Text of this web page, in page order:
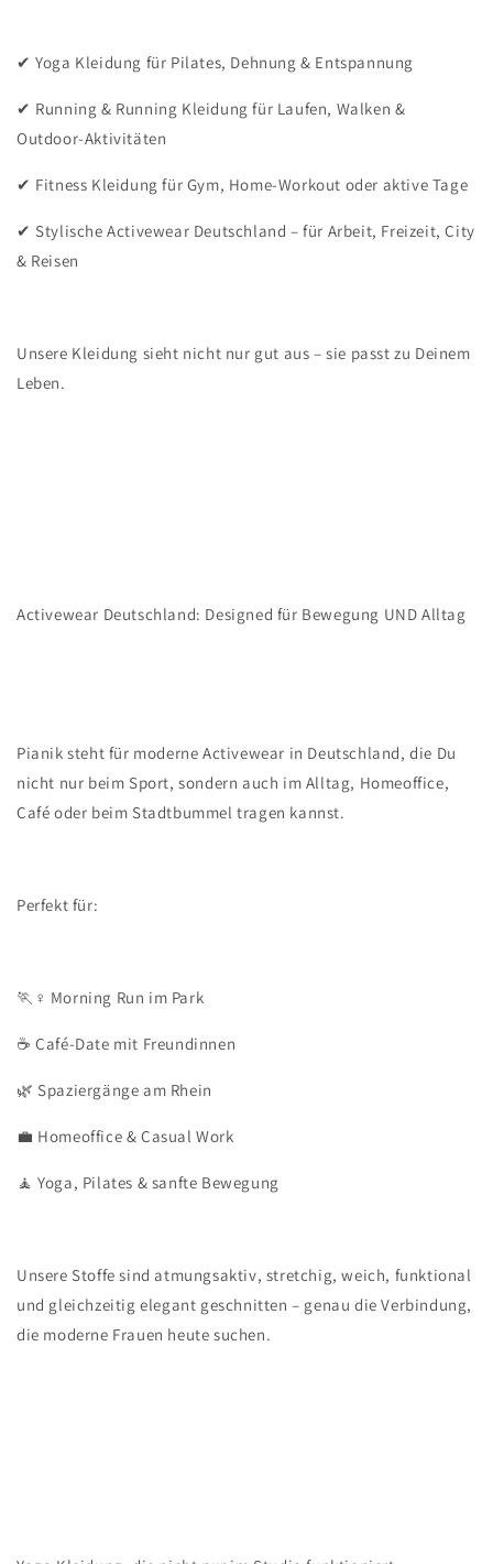
✔ Yoga Kleidung für Pilates, Dehnung & Entspannung
✔ Running & Running Kleidung für Laufen, Walken &
Outdoor-Aktivitäten
✔ Fitness Kleidung für Gym, Home-Workout oder aktive Tage
✔ Stylische Activewear Deutschland – für Arbeit, Freizeit, City
& Reisen
Unsere Kleidung sieht nicht nur gut aus – sie passt zu Deinem
Leben.
Activewear Deutschland: Designed für Bewegung UND Alltag
Pianik steht für moderne Activewear in Deutschland, die Du
nicht nur beim Sport, sondern auch im Alltag, Homeoffice,
Café oder beim Stadtbummel tragen kannst.
Perfekt für:
🏃♀️ Morning Run im Park
☕ Café-Date mit Freundinnen
🌿 Spaziergänge am Rhein
💼 Homeoffice & Casual Work
🧘 Yoga, Pilates & sanfte Bewegung
Unsere Stoffe sind atmungsaktiv, stretchig, weich, funktional
und gleichzeitig elegant geschnitten – genau die Verbindung,
die moderne Frauen heute suchen.